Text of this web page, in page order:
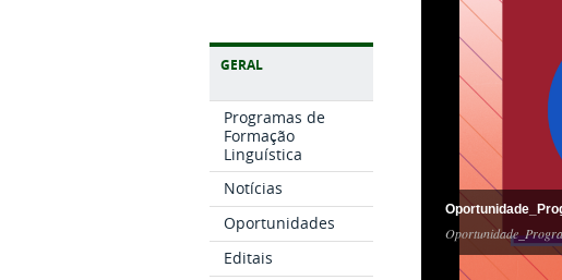
GERAL
Programas de
Formação
Linguística
Notícias
Oportunidades
Editais